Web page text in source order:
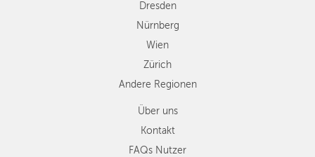
Dresden
Nürnberg
Wien
Zürich
Andere Regionen
Über uns
Kontakt
FAQs Nutzer